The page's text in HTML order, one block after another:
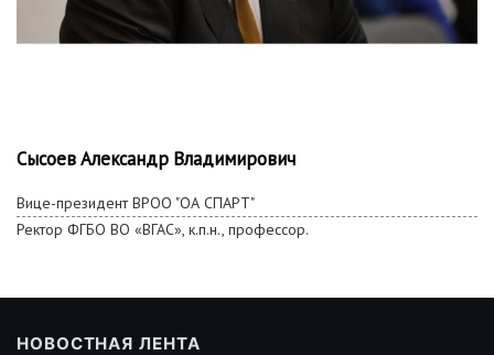
Сысоев Александр Владимирович
Вице-президент ВРОО "ОА СПАРТ"
Ректор ФГБО ВО «ВГАС», к.п.н., профессор.
НОВОСТНАЯ ЛЕНТА